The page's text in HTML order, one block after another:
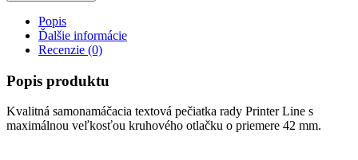
Popis
Ďalšie informácie
Recenzie (0)
Popis produktu
Kvalitná samonamáčacia textová pečiatka rady Printer Line s
maximálnou veľkosťou kruhového otlačku o priemere 42 mm.